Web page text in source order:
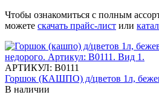
Чтобы ознакомиться с полным
можете скачать прайс-лист или
АРТИКУЛ: В0111
Горшок (КАШПО) д/цветов 1л,
В наличии